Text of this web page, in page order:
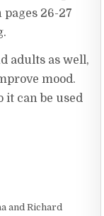
26-27
adults as well,
mood.
it can be used
and Richard